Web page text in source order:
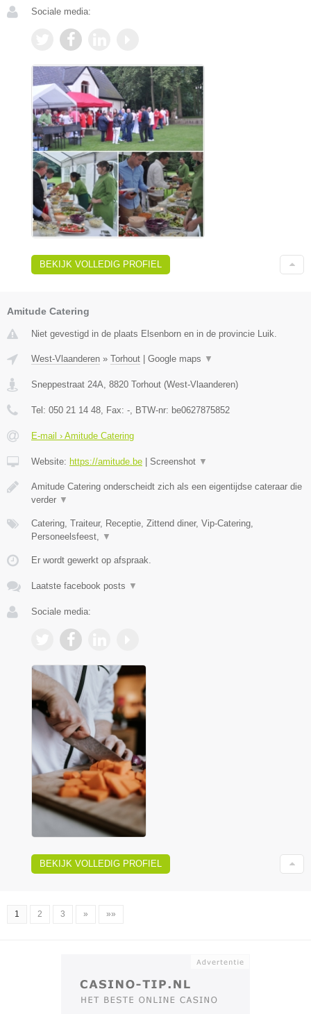
Sociale media:
BEKIJK VOLLEDIG PROFIEL
Amitude Catering
Niet gevestigd in de plaats Elsenborn en in de provincie Luik.
West-Vlaanderen » Torhout Google maps ▼
Sneppestraat 24A, 8820 Torhout (West-Vlaanderen)
Tel: 050 21 14 48, Fax: -, BTW-nr: be0627875852
E-mail › Amitude Catering
Website: https://amitude.be Screenshot ▼
Amitude Catering onderscheidt zich als een eigentijdse cateraar die
verder ▼
Catering, Traiteur, Receptie, Zittend diner, Vip-Catering,
Personeelsfeest, ▼
Er wordt gewerkt op afspraak.
Laatste facebook posts ▼
Sociale media:
BEKIJK VOLLEDIG PROFIEL
1 2 3 » »»